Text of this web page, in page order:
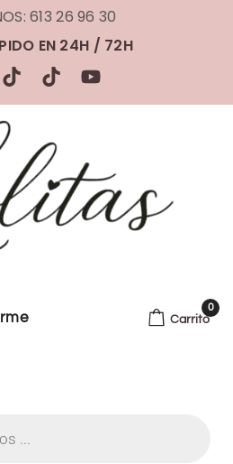
613 26 96 30
EN 24H / 72H
Carrito
0